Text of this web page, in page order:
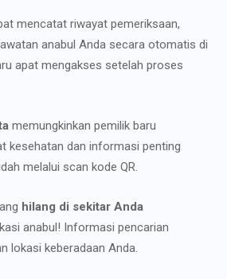
mencatat riwayat pemeriksaan,
anabul Anda secara otomatis di
apat mengakses setelah proses
memungkinkan pemilik baru
kesehatan dan informasi penting
melalui scan kode QR.
hilang di sekitar Anda
anabul! Informasi pencarian
lokasi keberadaan Anda.